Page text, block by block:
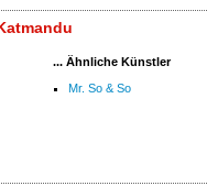
... Ähnliche Künstler
Mr. So & So